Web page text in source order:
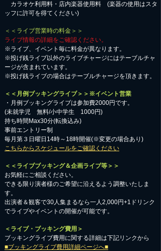
カラオケ利用料・店内楽器使用料 (楽器の使用はスタ
ッフに許可を得てください)
＜＜ライブ営業時の料金＞＞
ライブ情報の詳細をご確認ください。
※ライブ、イベント毎に料金が異なります。
※投げ銭ライブ以外のライブチャージにはテーブルチャ
ージが含まれています。
※投げ銭ライブの場合はテーブルチャージを頂きます。
＜＜月例ブッキングライブ＞＞※イベント営業
・月例ブッキングライブは参加費2000円です。
​(未就学児 無料/小中学生 1000円)
持ち時間Max30分(転換込み)
事前エントリー制
毎月第３日曜日14時～18時開催(※変更の場合あり)
こちらからスケジュールをご確認ください
＜＜ライブブッキング＆企画ライブ等＞＞
お気軽にご相談ください。​
​できる限り演者様のご希望に沿えるよう調整いたしま
す。
出演者＆観客で30人集まるなら一人2,000円+1ドリンク
でライブやイベントの開催が可能です。
＜ライブ・ブッキング費用＞
ブッキングライブ費用に関する詳細は下記リンクから
■ブッキングライブ費用詳細ページへ■